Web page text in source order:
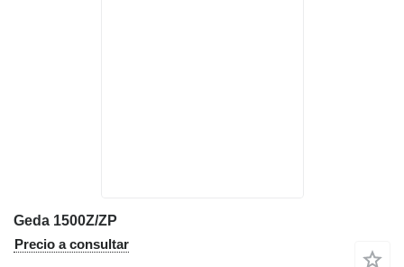
Geda 1500Z/ZP
Precio a consultar